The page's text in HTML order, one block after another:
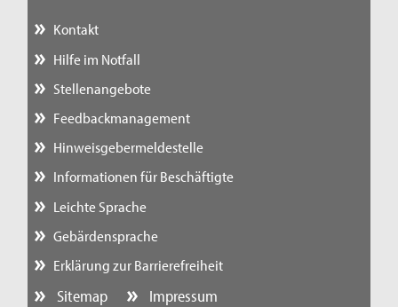
Kontakt
Hilfe im Notfall
Stellenangebote
Feedbackmanagement
Hinweisgebermeldestelle
Informationen für Beschäftigte
Leichte Sprache
Gebärdensprache
Erklärung zur Barrierefreiheit
Sitemap Impressum